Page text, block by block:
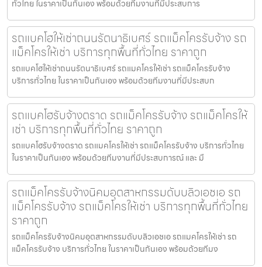
ทั่วไทย ในราคาเป็นกันเอง พร้อมด้วยทีมงานที่มีประสบการ
รถแบคโฮให้เช่าถนนรัตนาธิเบศร์ รถแม็คโครรับจ้าง รถ
แม็คโครให้เช่า บริการทุกพื้นที่ทั่วไทย ราคาถูก
รถแบคโฮให้เช่าถนนรัตนาธิเบศร์ รถแมคโครให้เช่า รถแม็คโครรับจ้าง
บริการทั่วไทย ในราคาเป็นกันเอง พร้อมด้วยทีมงานที่มีประสบก
รถแบคโฮรับจ้างตราด รถแม็คโครรับจ้าง รถแม็คโครให้
เช่า บริการทุกพื้นที่ทั่วไทย ราคาถูก
รถแบคโฮรับจ้างตราด รถแมคโครให้เช่า รถแม็คโครรับจ้าง บริการทั่วไทย
ในราคาเป็นกันเอง พร้อมด้วยทีมงานที่มีประสบการณ์ และ มื
รถแม็คโครรับจ้างนิคมอุตสาหกรรมดับบลิวเอชเอ รถ
แม็คโครรับจ้าง รถแม็คโครให้เช่า บริการทุกพื้นที่ทั่วไทย
ราคาถูก
รถแม็คโครรับจ้างนิคมอุตสาหกรรมดับบลิวเอชเอ รถแมคโครให้เช่า รถ
แม็คโครรับจ้าง บริการทั่วไทย ในราคาเป็นกันเอง พร้อมด้วยทีมง